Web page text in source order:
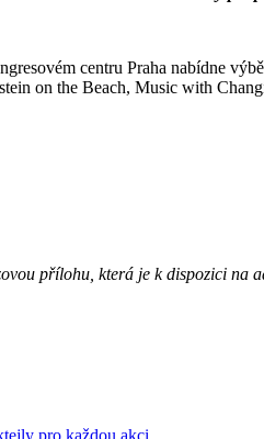
centru Praha nabídne
on the Beach, Music with
přílohu, která je k dispozici na